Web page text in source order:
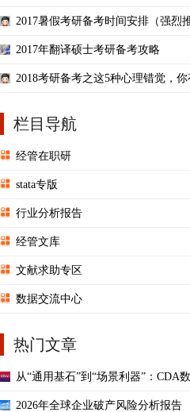
2017暑假考研备考时间安排（强烈
2017年翻译硕士考研备考攻略
2018考研备考之这5种心理错觉，
栏目导航
经管在职研
stata专版
行业分析报告
经管文库
文献求助专区
数据交流中心
热门文章
从“通用基石”到“场景利器”：CDA
2026年全球企业破产风险分析报告